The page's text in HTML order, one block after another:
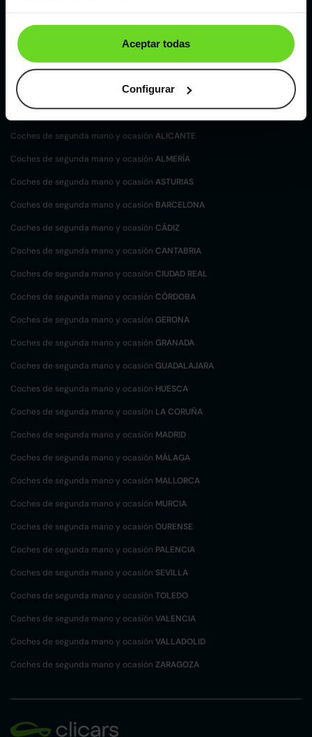
Aceptar todas
Configurar
Skoda Kodiaq de segunda mano y ocasión
Coches desegunda mano y ocasión por
localización
Coches de segunda mano y ocasiónALBACETE
Coches de segunda mano y ocasión ALICANTE
Coches de segunda mano y ocasión ALMERÍA
Coches de segunda mano y ocasión ASTURIAS
Coches de segunda mano y ocasión BARCELONA
Coches de segunda mano y ocasión CÁDIZ
Coches de segunda mano y ocasión CANTABRIA
Coches de segunda mano y ocasión CIUDAD REAL
Coches de segunda mano y ocasión CÓRDOBA
Coches de segunda mano y ocasión GERONA
Coches de segunda mano y ocasión GRANADA
Coches de segunda mano y ocasión GUADALAJARA
Coches de segunda mano y ocasión HUESCA
Coches de segunda mano y ocasión LA CORUÑA
Coches de segunda mano y ocasión MADRID
Coches de segunda mano y ocasión MÁLAGA
Coches de segunda mano y ocasión MALLORCA
Coches de segunda mano y ocasión MURCIA
Coches de segunda mano y ocasión OURENSE
Coches de segunda mano y ocasión PALENCIA
Coches de segunda mano y ocasión SEVILLA
Coches de segunda mano y ocasión TOLEDO
Coches de segunda mano y ocasión VALENCIA
Coches de segunda mano y ocasión VALLADOLID
Coches de segunda mano y ocasión ZARAGOZA